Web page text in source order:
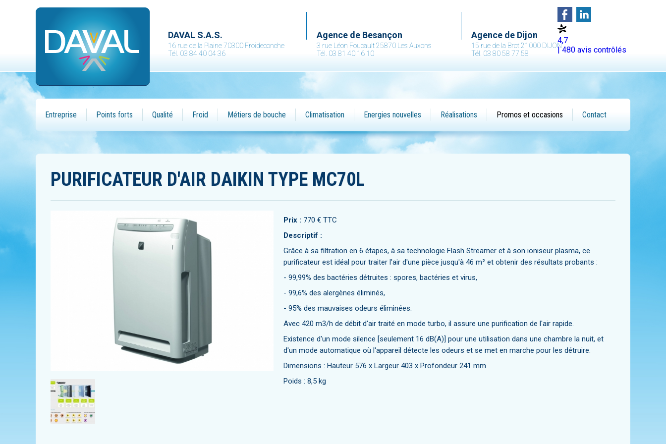
DAVAL S.A.S.
16 rue de la Plaine 70300 Froideconche
Tél. 03 84 40 04 36
Agence de Besançon
3 rue Léon Foucault 25870 Les Auxons
Tél. 03 81 40 16 10
Agence de Dijon
15 rue de la Brot 21000 DIJON
Tél. 03 80 58 77 58
4,7
| 480 avis contrôlés
Entreprise Points forts Qualité Froid Métiers de bouche Climatisation Energies nouvelles Réalisations Promos et occasions Contact
PURIFICATEUR D'AIR DAIKIN TYPE MC70L
Prix : 770 € TTC
Descriptif :
Grâce à sa filtration en 6 étapes, à sa technologie Flash Streamer et à son ioniseur plasma, ce
purificateur est idéal pour traiter l'air d'une pièce jusqu'à 46 m² et obtenir des résultats probants :
- 99,99% des bactéries détruites : spores, bactéries et virus,
- 99,6% des alergènes éliminés,
- 95% des mauvaises odeurs éliminées.
Avec 420 m3/h de débit d'air traité en mode turbo, il assure une purification de l'air rapide.
Existence d'un mode silence [seulement 16 dB(A)] pour une utilisation dans une chambre la nuit, et
d'un mode automatique où l'appareil détecte les odeurs et se met en marche pour les détruire.
Dimensions : Hauteur 576 x Largeur 403 x Profondeur 241 mm
Poids : 8,5 kg